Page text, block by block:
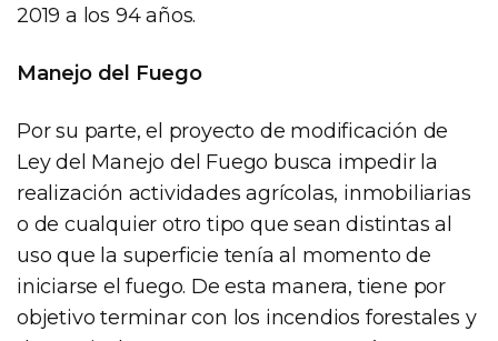
2019 a los 94 años.
Manejo del Fuego
Por su parte, el proyecto de modificación de
Ley del Manejo del Fuego busca impedir la
realización actividades agrícolas, inmobiliarias
o de cualquier otro tipo que sean distintas al
uso que la superficie tenía al momento de
iniciarse el fuego. De esta manera, tiene por
objetivo terminar con los incendios forestales y